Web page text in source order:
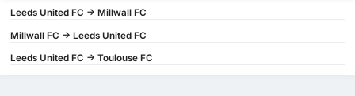
Leeds United FC -> Millwall FC
Millwall FC -> Leeds United FC
Leeds United FC -> Toulouse FC